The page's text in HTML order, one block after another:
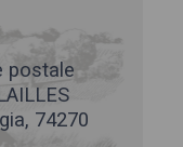
postale
74270